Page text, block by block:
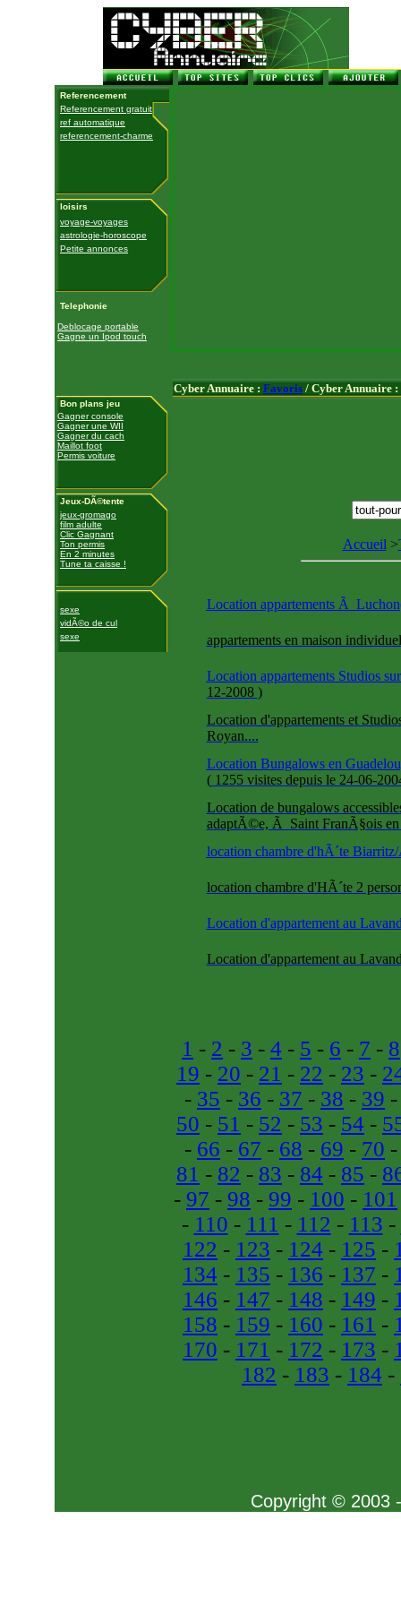
Referencement
Referencement gratuit
ref automatique
referencement-charme
loisirs
voyage-voyages
astrologie-horoscope
Petite annonces
Telephonie
Deblocage portable
Gagne un Ipod touch
Bon plans jeu
Gagner console
Gagner une WII
Gagner du cach
Maillot foot
Permis voiture
Jeux-DÃ©tente
jeux-gromago
film adulte
Clic Gagnant
Ton permis
En 2 minutes
Tune ta caisse !
sexe
vidÃ©o de cul
sexe
Cyber Annuaire : Favoris / Cyber Annuaire :
Accueil >
Location appartements Ã
appartements en maison
Location appartements Studios
12-2008 )
Location d'appartements et
Royan....
Location Bungalows en
(1255 visites depuis le 24-06-
Location de bungalows
adaptÃ©e, Ã Saint FranÃ§ois en
location chambre d'hÃ´te
location chambre d'HÃ´te 2
Location d'appartement au
Location d'appartement au
1 - 2 - 3 - 4 - 5 - 6 - 7 - 8
19 - 20 - 21 - 22 - 23 -
- 35 - 36 - 37 - 38 - 39
50 - 51 - 52 - 53 - 54 -
- 66 - 67 - 68 - 69 - 70
81 - 82 - 83 - 84 - 85 -
- 97 - 98 - 99 - 100 - 101
- 110 - 111 - 112 - 113 -
122 - 123 - 124 - 125 -
134 - 135 - 136 - 137 -
146 - 147 - 148 - 149 -
158 - 159 - 160 - 161 -
170 - 171 - 172 - 173 -
182 - 183 - 184 -
Copyright © 2003